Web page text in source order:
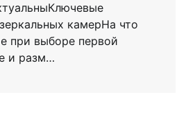
камерНа что
при выборе первой
и разм…